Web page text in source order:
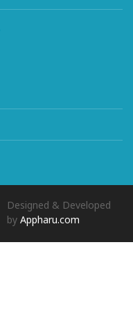
Designed & Developed
byAppharu.com